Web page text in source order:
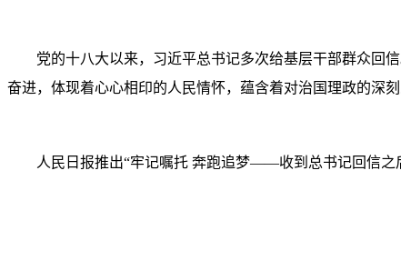
党的十八大以来，习近平总书记多次给基层干部群众回信
奋进，体现着心心相印的人民情怀，蕴含着对治国理政的深
人民日报推出“牢记嘱托 奔跑追梦——收到总书记回信之后